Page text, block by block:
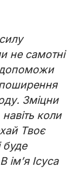
не самотні
Зміцни
коли
Твоє
ім’я Ісуса